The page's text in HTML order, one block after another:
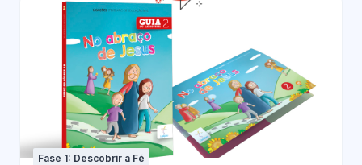
Fase 1: Descobrir a Fé